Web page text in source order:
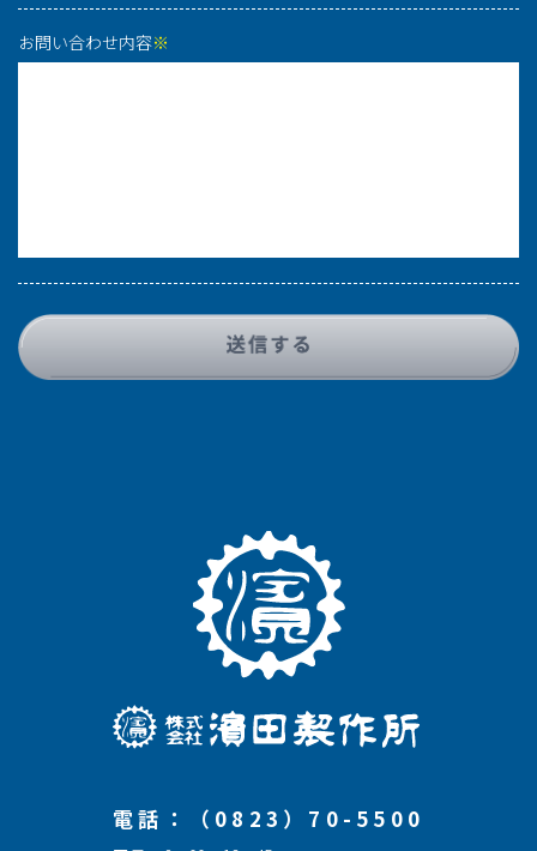
電話：（0823）70-5500
お問い合わせ内容※